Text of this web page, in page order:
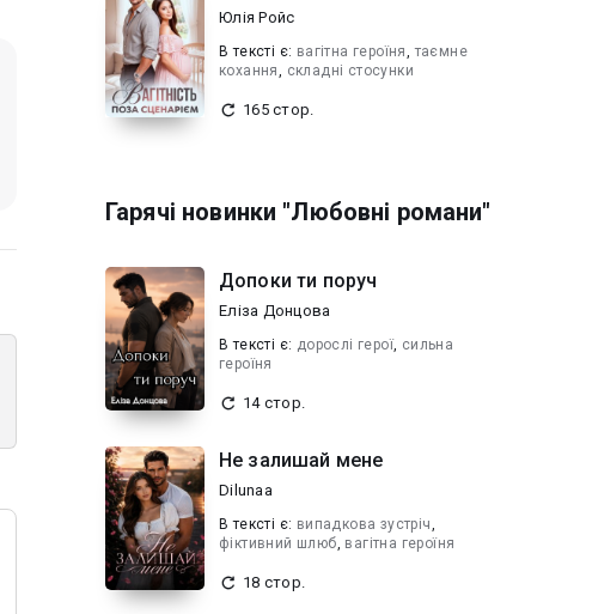
Юлія Ройс
В текcті є: вагітна героїня,таємне
кохання, складні стосунки
165 стор.
Гарячі новинки "Любовні романи"
Допоки ти поруч
Еліза Донцова
В текcті є: дорослі герої, сильна
героїня
14 стор.
Не залишай мене
Dilunaa
В текcті є: випадкова зустріч,
фіктивний шлюб, вагітна героїня
18 стор.